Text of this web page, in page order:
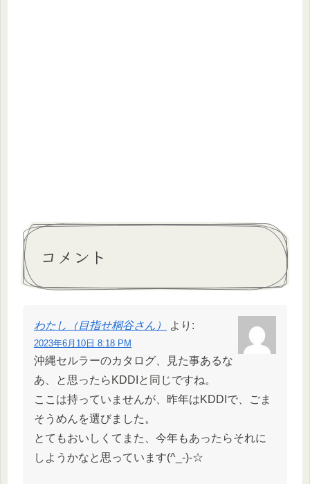
コメント
わたし（目指せ桐谷さん） より:
2023年6月10日 8:18 PM
沖縄セルラーのカタログ、見た事あるな
あ、と思ったらKDDIと同じですね。
ここは持っていませんが、昨年はKDDIで、ごま
そうめんを選びました。
とてもおいしくてまた、今年もあったらそれに
しようかなと思っています(^_-)-☆